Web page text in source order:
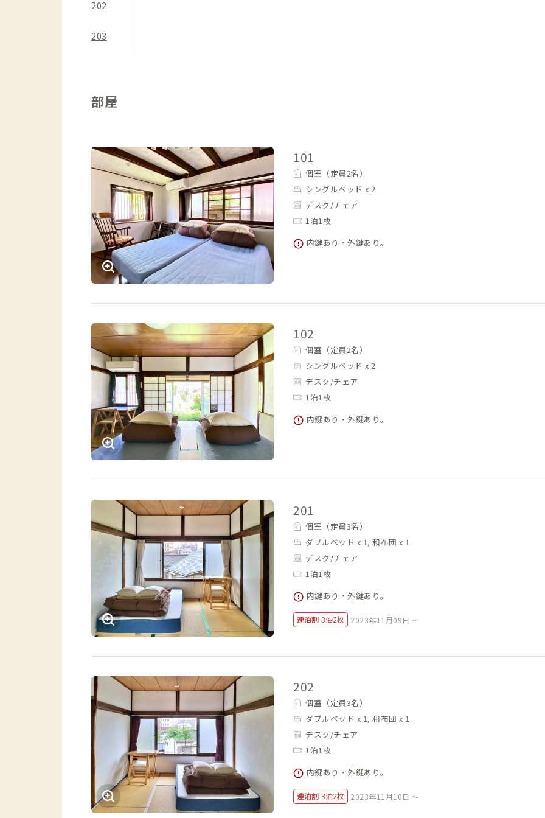
202
203
部屋
101
個室（定員2名）
シングルベッド x 2
デスク/チェア
1泊1枚
内鍵あり・外鍵あり。
102
個室（定員2名）
シングルベッド x 2
デスク/チェア
1泊1枚
内鍵あり・外鍵あり。
201
個室（定員3名）
ダブルベッド x 1, 和布団 x 1
デスク/チェア
1泊1枚
内鍵あり・外鍵あり。
連泊割 3泊2枚 2023年11月09日 ～
202
個室（定員3名）
ダブルベッド x 1, 和布団 x 1
デスク/チェア
1泊1枚
内鍵あり・外鍵あり。
連泊割 3泊2枚 2023年11月10日 ～